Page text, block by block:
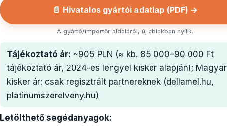
📄 Hivatalos gyártói adatlap (PDF) →
A gyártó/importőr oldaláról, új ablakban nyílik.
Tájékoztató ár: ~905 PLN (≈ kb. 85 000–90 000 Ft
tájékoztató ár, 2024-es lengyel kisker alapján); Magyar
kisker ár: csak regisztrált partnereknek (dellamel.hu,
platinumszerelveny.hu)
Letölthető segédanyagok: